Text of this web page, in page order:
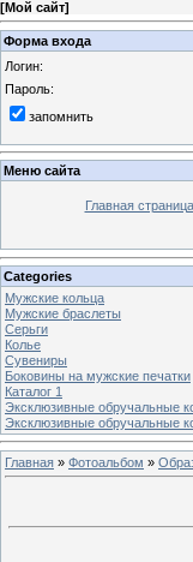
[Мой сайт]
Форма входа
Логин:
Пароль:
запомнить
Меню сайта
Главная страница
Categories
Мужские кольца
Мужские браслеты
Серьги
Колье
Сувениры
Боковины на мужские печатки
Каталог 1
Эксклюзивные обручальные
Эксклюзивные обручальные
Главная » Фотоальбом »